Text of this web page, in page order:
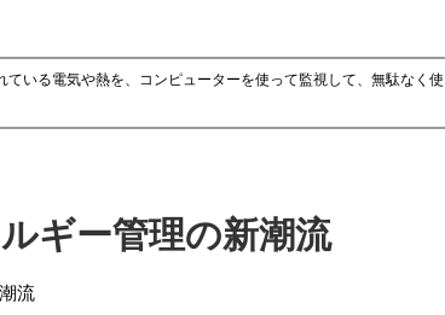
いる電気や熱を、コンピューターを使って監視して、無駄なく
ギー管理の新潮流